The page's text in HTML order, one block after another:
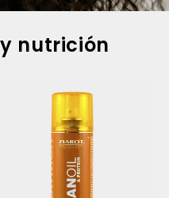
nutrición